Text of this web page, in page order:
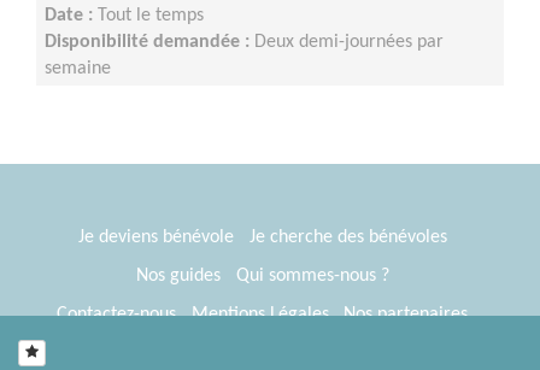
Date :
Tout le temps
Disponibilité demandée : Deux demi-journées par
semaine
Je deviens bénévole
Je cherche des bénévoles
Nos guides
Qui sommes-nous ?
Contactez-nous
Mentions Légales
Nos partenaires